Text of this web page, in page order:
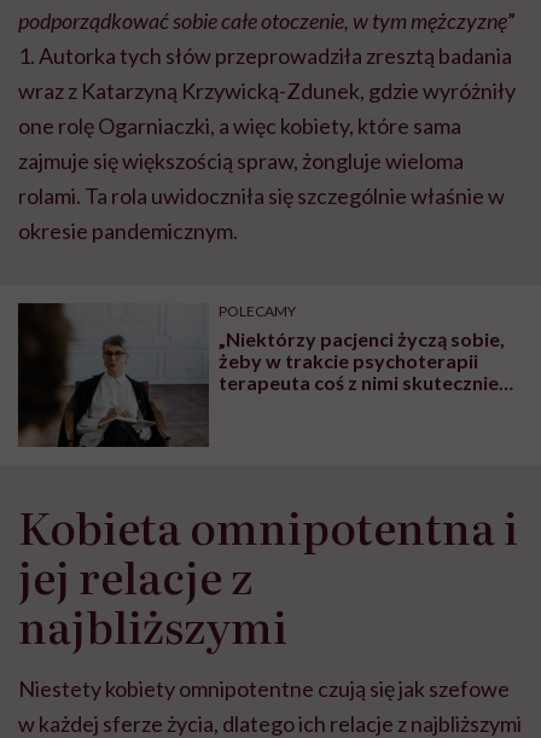
podporządkować sobie całe otoczenie, w tym mężczyznę”
1. Autorka tych słów przeprowadziła zresztą badania
wraz z Katarzyną Krzywicką-Zdunek, gdzie wyróżniły
one rolę Ogarniaczki, a więc kobiety, które sama
zajmuje się większością spraw, żongluje wieloma
rolami. Ta rola uwidoczniła się szczególnie właśnie w
okresie pandemicznym.
POLECAMY
„Niektórzy pacjenci życzą sobie,
żeby w trakcie psychoterapii
terapeuta coś z nimi skutecznie
Kobieta omnipotentna i
jej relacje z
najbliższymi
Niestety kobiety omnipotentne czują się jak szefowe
w każdej sferze życia, dlatego ich relacje z najbliższymi